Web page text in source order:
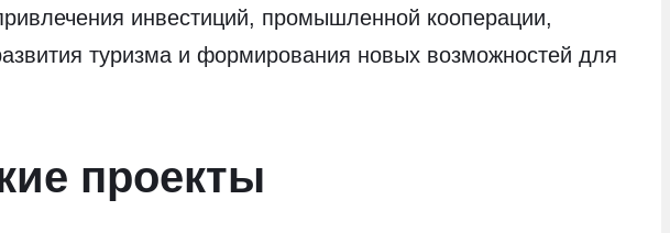
инвестиций, промышленной кооперации,
туризма и формирования новых возможностей для
проекты